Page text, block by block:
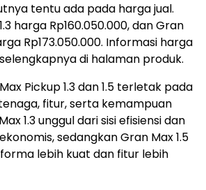
tentu ada pada harga jual.
harga Rp160.050.000, dan Gran
Rp173.050.000. Informasi harga
di halaman produk.
Pickup 1.3 dan 1.5 terletak pada
fitur, serta kemampuan
1.3 unggul dari sisi efisiensi dan
sedangkan Gran Max 1.5
lebih kuat dan fitur lebih